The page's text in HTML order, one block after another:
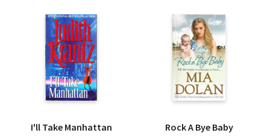
I'll Take Manhattan Rock A Bye Baby